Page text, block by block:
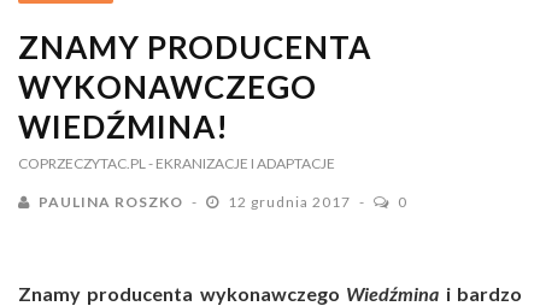
ZNAMY PRODUCENTA
WYKONAWCZEGO
WIEDŹMINA!
COPRZECZYTAC.PL - EKRANIZACJE I ADAPTACJE
PAULINA ROSZKO 12 grudnia 2017 0
Znamy producenta wykonawczego Wiedźmina i bardzo